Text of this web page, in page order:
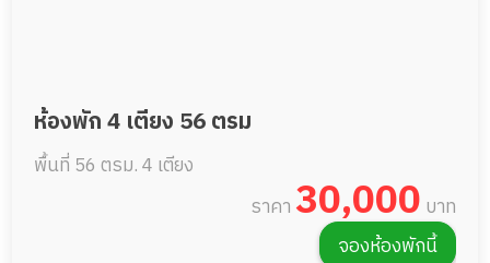
ห้องพัก 4 เตียง 56 ตรม
พื้นที่ 56 ตรม.4 เตียง
ราคา 30,000 บาท
จองห้องพักนี้